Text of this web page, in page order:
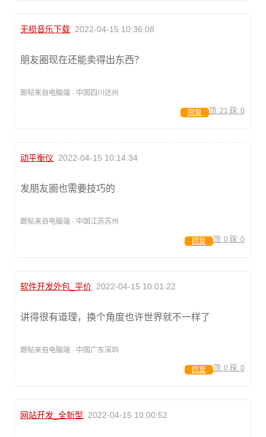
无损音乐下载 2022-04-15 10:36:08
朋友圈现在还能卖得出东西？
跟帖来自电脑端 · 中国四川达州
顶: 21 踩: 0
回复
动平衡仪 2022-04-15 10:14:34
发朋友圈也需要技巧的
跟帖来自电脑端 · 中国江苏苏州
顶: 0 踩: 0
回复
软件开发外包_平价 2022-04-15 10:01:22
讲得很有道理，换个角度也许世界就不一样了
跟帖来自电脑端 · 中国广东深圳
顶: 0 踩: 0
回复
网站开发_全新型 2022-04-15 10:00:52